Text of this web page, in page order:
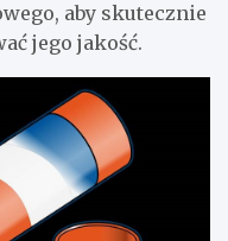
aby skutecznie
jego jakość.